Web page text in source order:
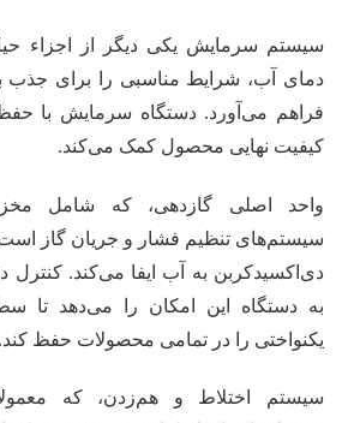
سیستم سرمایش یکی دیگر از اجزاء
دمای آب، شرایط مناسبی را برای جذب
فراهم می‌آورد. دستگاه سرمایش با حفظ
کیفیت نهایی محصول کمک می‌کند.
واحد اصلی گازدهی، که شامل
سیستم‌های تنظیم فشار و جریان گاز
دی‌اکسیدکربن به آب ایفا می‌کند. کنترل
به دستگاه این امکان را می‌دهد تا
یکنواختی را در تمامی محصولات حفظ کند.
سیستم اختلاط و هم‌زدن، که